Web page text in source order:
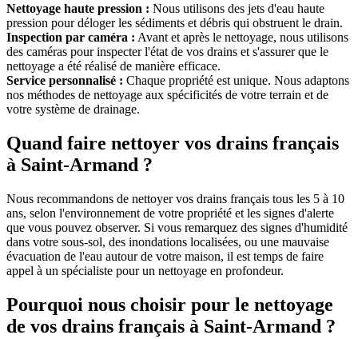
Nettoyage haute pression : Nous utilisons des jets d'eau haute
pression pour déloger les sédiments et débris qui obstruent le drain.
Inspection par caméra : Avant et après le nettoyage, nous utilisons
des caméras pour inspecter l'état de vos drains et s'assurer que le
nettoyage a été réalisé de manière efficace.
Service personnalisé : Chaque propriété est unique. Nous adaptons
nos méthodes de nettoyage aux spécificités de votre terrain et de
votre système de drainage.
Quand faire nettoyer vos drains français
à Saint-Armand ?
Nous recommandons de nettoyer vos drains français tous les 5 à 10
ans, selon l'environnement de votre propriété et les signes d'alerte
que vous pouvez observer. Si vous remarquez des signes d'humidité
dans votre sous-sol, des inondations localisées, ou une mauvaise
évacuation de l'eau autour de votre maison, il est temps de faire
appel à un spécialiste pour un nettoyage en profondeur.
Pourquoi nous choisir pour le nettoyage
de vos drains français à Saint-Armand ?